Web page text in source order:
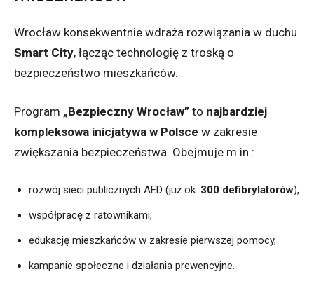
Wrocław konsekwentnie wdraża rozwiązania w duchu
Smart City, łącząc technologię z troską o
bezpieczeństwo mieszkańców.
Program „Bezpieczny Wrocław” to najbardziej
kompleksowa inicjatywa w Polsce w zakresie
zwiększania bezpieczeństwa. Obejmuje m.in.:
rozwój sieci publicznych AED (już ok. 300 defibrylatorów),
współpracę z ratownikami,
edukację mieszkańców w zakresie pierwszej pomocy,
kampanie społeczne i działania prewencyjne.